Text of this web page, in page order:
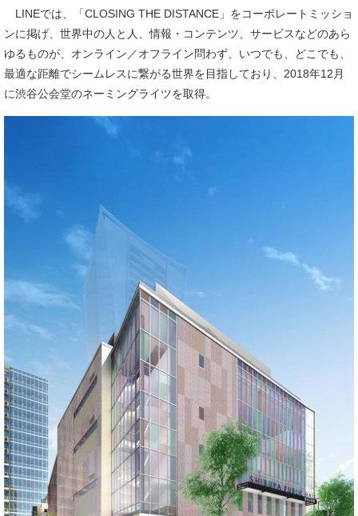
LINEでは、「CLOSING THE DISTANCE」をコーポレートミッショ
ンに掲げ、世界中の人と人、情報・コンテンツ、サービスなどのあら
ゆるものが、オンライン／オフライン問わず、いつでも、どこでも、
最適な距離でシームレスに繋がる世界を目指しており、2018年12月
に渋谷公会堂のネーミングライツを取得。